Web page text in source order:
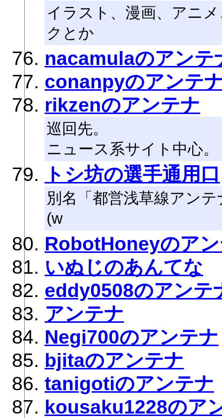
イラスト、漫画、アニ
クとか
nacamulaのアンテ
conanpyのアンテ
rikzenのアンテナ
巡回先。
ニュース系サイト中心。
トシ坊の選手通用口
別名「都営浅草線アン
(w
RobotHoneyのア
いぬじのあんてな
eddy0508のアンテ
アンテナ
Negi700のアンテナ
bjitaのアンテナ
tanigotiのアンテナ
kousaku1228のア